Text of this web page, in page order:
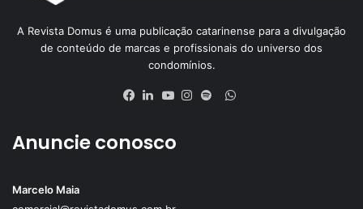
A Revista Domus é uma publicação catarinense para a divulgação
de conteúdo de marcas e profissionais do universo dos
condomínios.
WhatsApp
Anuncie conosco
Marcelo Maia